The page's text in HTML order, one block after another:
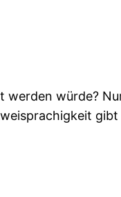
werden würde?